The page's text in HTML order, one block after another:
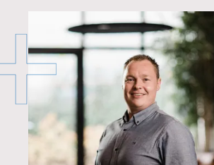
Michel Brookhuis